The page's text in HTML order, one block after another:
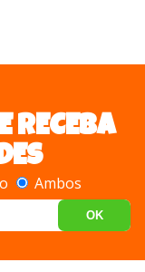
RECEBA
Ambos
OK